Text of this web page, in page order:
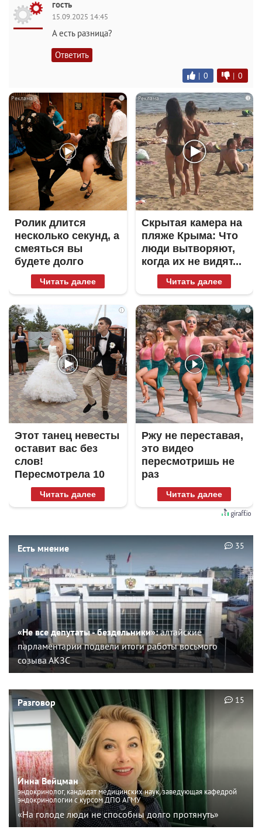
гость
15.09.2025 14:45
А есть разница?
Ответить
| 0 | 0
i
Ролик длится
несколько секунд, а
смеяться вы
будете долго
Читать далее
i
Скрытая камера на
пляже Крыма: Что
люди вытворяют,
когда их не видят...
Читать далее
i
Этот танец невесты
оставит вас без
слов!
Пересмотрела 10
раз
Читать далее
i
Ржу не переставая,
это видео
пересмотришь не
раз
Читать далее
Есть мнение
«Не все депутаты - бездельники»:алтайские
парламентарии подвели итоги работы восьмого
созыва АКЗС
35
Разговор
Инна Вейцман
эндокринолог, кандидат медицинских наук, заведующая кафедрой
эндокринологии с курсом ДПО АГМУ
«На голоде люди не способны долго протянуть»
15